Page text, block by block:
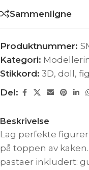
Sammenligne
Produktnummer:
Kategori:
Stikkord: 3D, doll ,
Del:
Beskrivelse
Lag perfekte
på toppen av
pastaer inkludert: